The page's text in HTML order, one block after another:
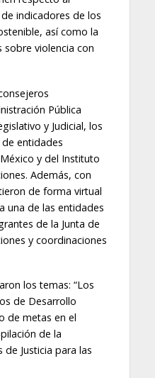
indicadores de los
así como la
sobre violencia con
Pública
y Judicial, los
entidades
y del Instituto
Además, con
de forma virtual
una de las entidades
de la Junta de
y coordinaciones
los temas: “Los
de Desarrollo
de metas en el
de la
Justicia para las